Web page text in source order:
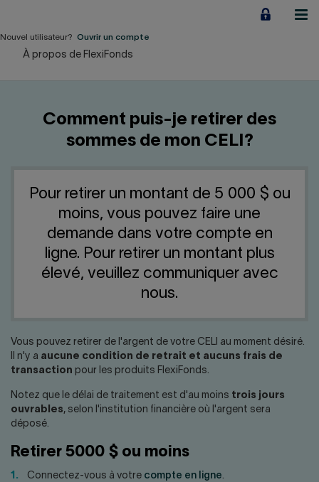
contenu
Financement d'entreprise
À propos
LIENS RAPIDES
Nous joindre Salle de presse
English
Nouvel utilisateur? Ouvrir un compte
À propos de FlexiFonds
Comment puis-je retirer des
sommes de mon CELI?
Pour retirer un montant de 5 000 $ ou
moins, vous pouvez faire une
demande dans votre compte en
ligne. Pour retirer un montant plus
élevé, veuillez communiquer avec
nous.
Vous pouvez retirer de l'argent de votre CELI au moment désiré.
Il n'y a aucune condition de retrait et aucuns frais de
transaction pour les produits FlexiFonds.
Notez que le délai de traitement est d'au moins trois jours
ouvrables, selon l'institution financière où l'argent sera
déposé.
Retirer 5000 $ ou moins
Connectez-vous à votre compte en ligne.